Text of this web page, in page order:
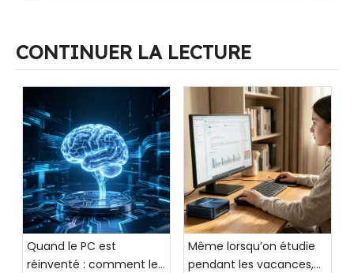
CONTINUER LA LECTURE
Quand le PC est
réinventé : comment les
Même lorsqu’on étudie
pendant les vacances,